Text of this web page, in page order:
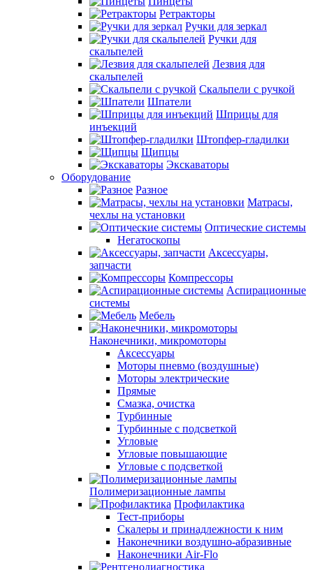
Ретракторы
Ручки для зеркал
Ручки для
скальпелей
Лезвия для
скальпелей
Скальпели с ручкой
Шпатели
Шприцы для
инъекций
Штопфер-гладилки
Щипцы
Экскаваторы
Оборудование
Разное
Матрасы,
чехлы на установки
Оптические системы
Негатоскопы
Аксессуары,
запчасти
Компрессоры
Аспирационные
системы
Мебель
Наконечники, микромоторы
Аксессуары
Моторы пневмо (воздушные)
Моторы электрические
Прямые
Смазка, очистка
Турбинные
Турбинные с подсветкой
Угловые
Угловые повышающие
Угловые с подсветкой
Полимеризационные лампы
Профилактика
Тест-приборы
Скалеры и принадлежности к ним
Наконечники воздушно-абразивные
Наконечники Air-Flo